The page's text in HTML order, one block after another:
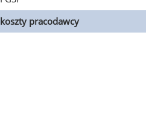
koszty pracodawcy